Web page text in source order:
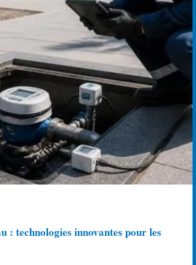
: technologies innovantes pour les